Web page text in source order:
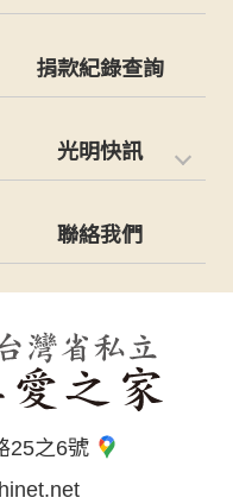
捐款紀錄查詢
光明快訊
聯絡我們
25之6號